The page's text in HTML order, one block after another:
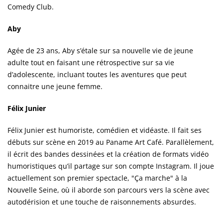
Comedy Club.
Aby
Agée de 23 ans, Aby s’étale sur sa nouvelle vie de jeune
adulte tout en faisant une rétrospective sur sa vie
d’adolescente, incluant toutes les aventures que peut
connaitre une jeune femme.
Félix Junier
Félix Junier est humoriste, comédien et vidéaste. Il fait ses
débuts sur scène en 2019 au Paname Art Café. Parallèlement,
il écrit des bandes dessinées et la création de formats vidéo
humoristiques qu’il partage sur son compte Instagram. Il joue
actuellement son premier spectacle, "Ça marche" à la
Nouvelle Seine, où il aborde son parcours vers la scène avec
autodérision et une touche de raisonnements absurdes.